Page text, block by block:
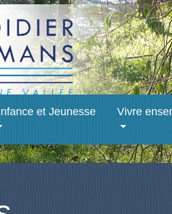
et Jeunesse Vivre